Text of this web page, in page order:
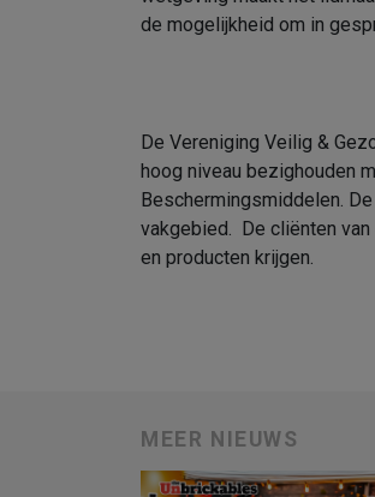
de mogelijkheid om in
De Vereniging Veilig &
hoog niveau bezighouden
Beschermingsmiddelen.
vakgebied. De cliënten
en producten krijgen.
MEER NIEUWS